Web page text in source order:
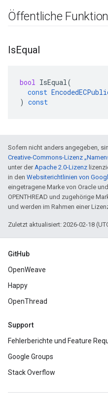
Öffentliche
IsEqual
bool IsEqual(
const
) const
Sofern nicht anders angegeben,
Creative-Commons-Lizenz
unter derApache 2.0-Lizenz
in den Websiterichtlinien von
eingetragene Marke von Oracle
OPENTHREAD und zugehörige
und werden im Rahmen einer
Zuletzt aktualisiert: 2026-02-18
GitHub
OpenWeave
Happy
OpenThread
Support
Fehlerberichte und Feature
Google Groups
Stack Overflow